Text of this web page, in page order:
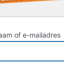
of e-mailadres